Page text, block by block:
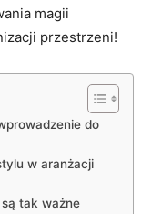
magii
przestrzeni!
do
w aranżacji
tak ważne